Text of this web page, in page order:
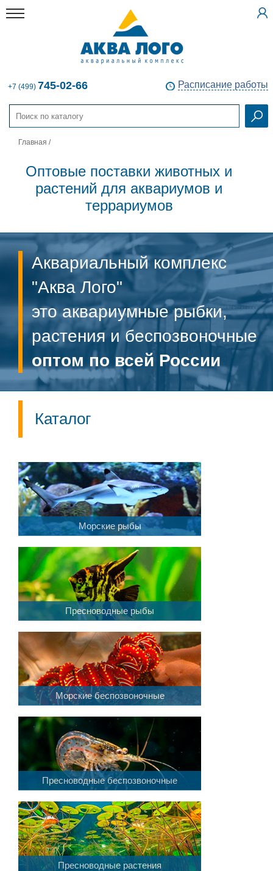
+7 (499) 745-02-66 Расписание работы
Главная /
Оптовые поставки животных и
растений для аквариумов и
террариумов
Аквариальный комплекс
"Аква Лого"
это аквариумные рыбки,
растения и беспозвоночные
оптом по всей России
Каталог
Морские рыбы
Пресноводные рыбы
Морские беспозвоночные
Пресноводные беспозвоночные
Пресноводные растения